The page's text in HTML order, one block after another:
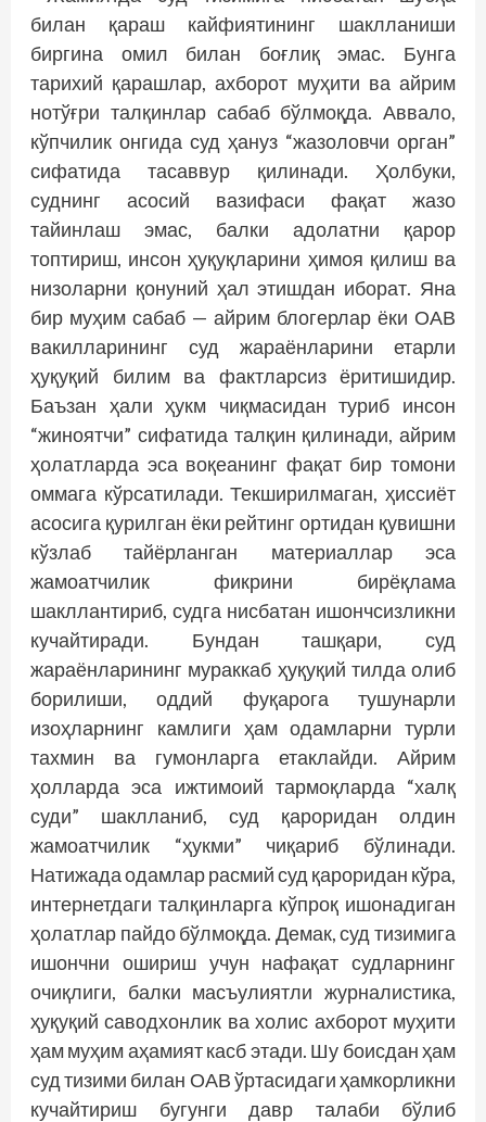
билан қараш кайфиятининг шаклланиши
биргина омил билан боғлиқ эмас. Бунга
тарихий қарашлар, ахборот муҳити ва айрим
нотўғри талқинлар сабаб бўлмоқда. Аввало,
кўпчилик онгида суд ҳануз “жазоловчи орган”
сифатида тасаввур қилинади. Ҳолбуки,
суднинг асосий вазифаси фақат жазо
тайинлаш эмас, балки адолатни қарор
топтириш, инсон ҳуқуқларини ҳимоя қилиш ва
низоларни қонуний ҳал этишдан иборат. Яна
бир муҳим сабаб — айрим блогерлар ёки ОАВ
вакилларининг суд жараёнларини етарли
ҳуқуқий билим ва фактларсиз ёритишидир.
Баъзан ҳали ҳукм чиқмасидан туриб инсон
“жиноятчи” сифатида талқин қилинади, айрим
ҳолатларда эса воқеанинг фақат бир томони
оммага кўрсатилади. Текширилмаган, ҳиссиёт
асосига қурилган ёки рейтинг ортидан қувишни
кўзлаб тайёрланган материаллар эса
жамоатчилик фикрини бирёқлама
шакллантириб, судга нисбатан ишончсизликни
кучайтиради. Бундан ташқари, суд
жараёнларининг мураккаб ҳуқуқий тилда олиб
борилиши, оддий фуқарога тушунарли
изоҳларнинг камлиги ҳам одамларни турли
тахмин ва гумонларга етаклайди. Айрим
ҳолларда эса ижтимоий тармоқларда “халқ
суди” шаклланиб, суд қароридан олдин
жамоатчилик “ҳукми” чиқариб бўлинади.
Натижада одамлар расмий суд қароридан кўра,
интернетдаги талқинларга кўпроқ ишонадиган
ҳолатлар пайдо бўлмоқда. Демак, суд тизимига
ишончни ошириш учун нафақат судларнинг
очиқлиги, балки масъулиятли журналистика,
ҳуқуқий саводхонлик ва холис ахборот муҳити
ҳам муҳим аҳамият касб этади. Шу боисдан ҳам
суд тизими билан ОАВ ўртасидаги ҳамкорликни
кучайтириш бугунги давр талаби бўлиб